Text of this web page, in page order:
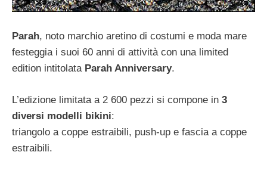
Parah, noto marchio aretino di costumi e moda mare
festeggia i suoi 60 anni di attività con una limited
edition intitolata Parah Anniversary.
L’edizione limitata a 2 600 pezzi si compone in 3
diversi modelli bikini:
triangolo a coppe estraibili, push-up e fascia a coppe
estraibili.